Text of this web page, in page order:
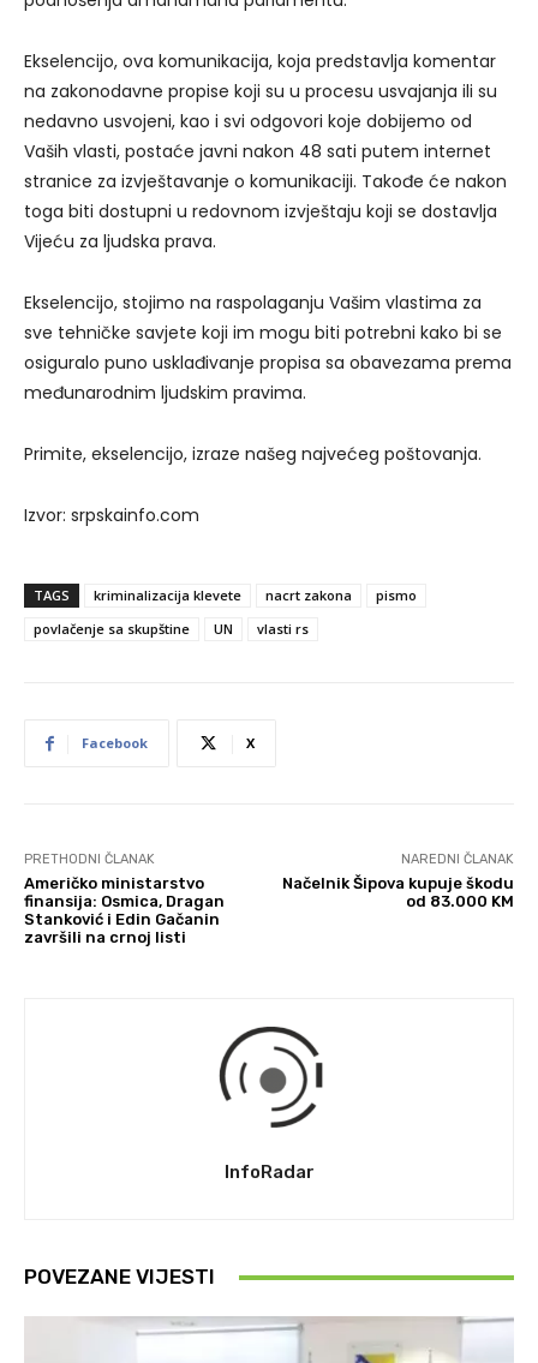
Ekselencijo, ova komunikacija, koja predstavlja komentar
na zakonodavne propise koji su u procesu usvajanja ili su
nedavno usvojeni, kao i svi odgovori koje dobijemo od
Vaših vlasti, postaće javni nakon 48 sati putem internet
stranice za izvještavanje o komunikaciji. Takođe će nakon
toga biti dostupni u redovnom izvještaju koji se dostavlja
Vijeću za ljudska prava.
Ekselencijo, stojimo na raspolaganju Vašim vlastima za
sve tehničke savjete koji im mogu biti potrebni kako bi se
osiguralo puno usklađivanje propisa sa obavezama prema
međunarodnim ljudskim pravima.
Primite, ekselencijo, izraze našeg najvećeg poštovanja.
Izvor: srpskainfo.com
TAGS kriminalizacija klevete nacrt zakona
pismo
povlačenje sa skupštine
UN vlasti rs
Facebook X
PRETHODNI ČLANAK
Američko ministarstvo
finansija: Osmica, Dragan
Stanković i Edin Gačanin
završili na crnoj listi
NAREDNI ČLANAK
Načelnik Šipova kupuje škodu
od 83.000 KM
InfoRadar
POVEZANE VIJESTI